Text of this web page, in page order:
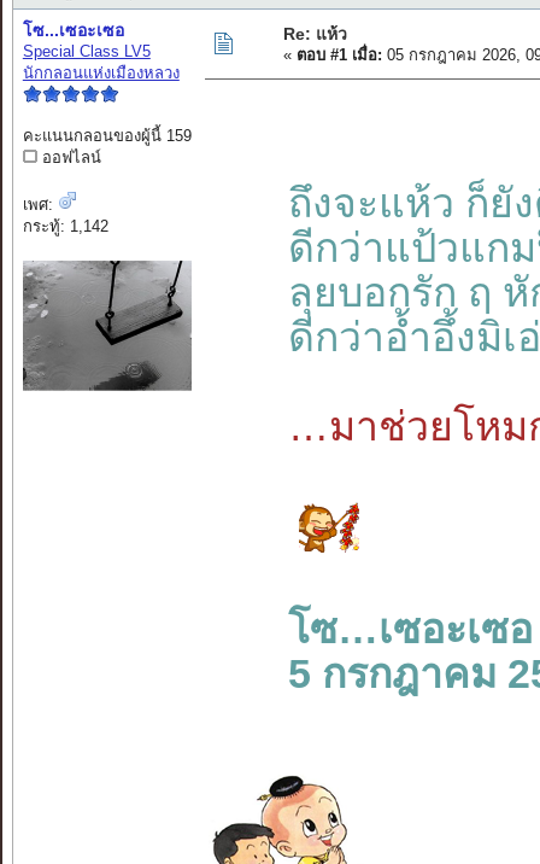
โซ...เซอะเซอ
Special Class LV5
นักกลอนแห่งเมืองหลวง
คะแนนกลอนของผู้นี้ 159
ออฟไลน์
เพศ:
กระทู้: 1,142
Re: แห้ว
« ตอบ #1 เมื่อ: 05 กรกฎาคม 2026,
ถึงจะแห้ว ก็ยั
ดีกว่าแป้วแก
ลุยบอกรัก ฤ หั
ดีกว่าอ้ำอึ้งมิเ
…มาช่วยโห
โซ…เซอะเซอ
5 กรกฎาคม